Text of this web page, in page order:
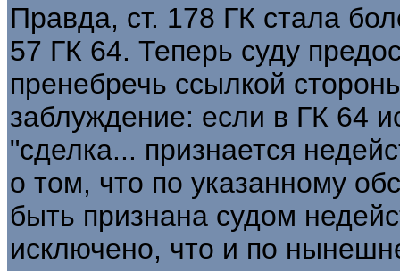
Правда, ст. 178 ГК стала
57 ГК 64. Теперь суду
пренебречь ссылкой
заблуждение: если в ГК 64
"сделка... признается
о том, что по указанному
быть признана судом
исключено, что и по